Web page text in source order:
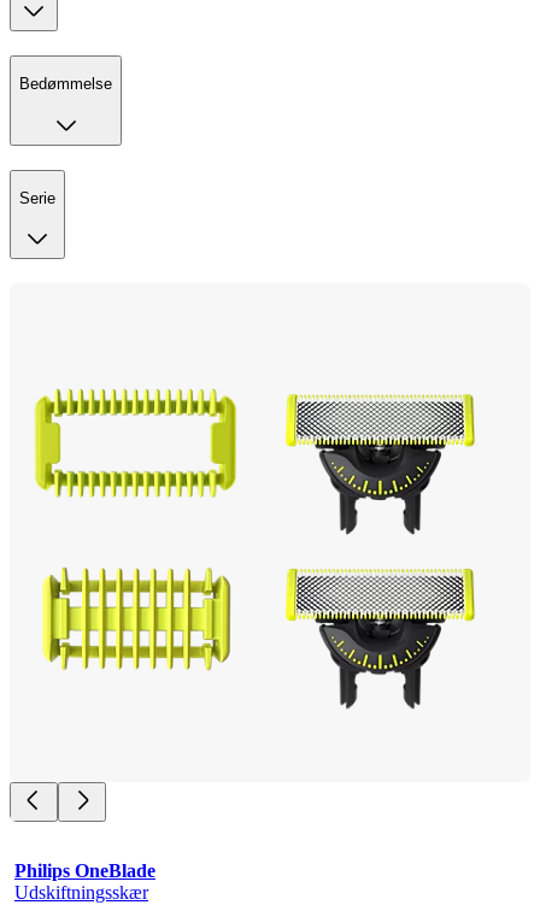
Bedømmelse
Serie
Philips OneBlade
Udskiftningsskær